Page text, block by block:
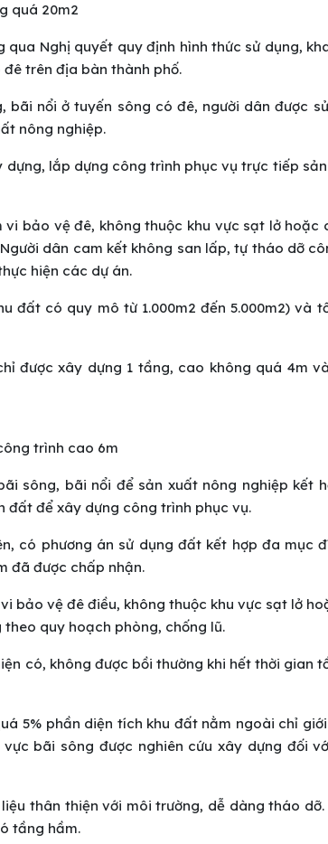
quá 20m2
qua Nghị quyết quy định hình thức sử dụng,
trên địa bàn thành phố.
nổi ở tuyến sông có đê, người dân được
nông nghiệp.
lắp dựng công trình phục vụ trực tiếp
bảo vệ đê, không thuộc khu vực sạt lở hoặc
dân cam kết không san lấp, tự tháo dỡ
hiện các dự án.
đất có quy mô từ 1.000m2 đến 5.000m2) và
được xây dựng 1 tầng, cao không quá 4m
trình cao 6m
sông, bãi nổi để sản xuất nông nghiệp kết
đất để xây dựng công trình phục vụ.
có phương án sử dụng đất kết hợp đa mục
đã được chấp nhận.
bảo vệ đê điều, không thuộc khu vực sạt lở
quy hoạch phòng, chống lũ.
có, không được bồi thường khi hết thời gian
5% phần diện tích khu đất nằm ngoài chỉ
bãi sông được nghiên cứu xây dựng đối
thân thiện với môi trường, dễ dàng tháo dỡ.
tầng hầm.